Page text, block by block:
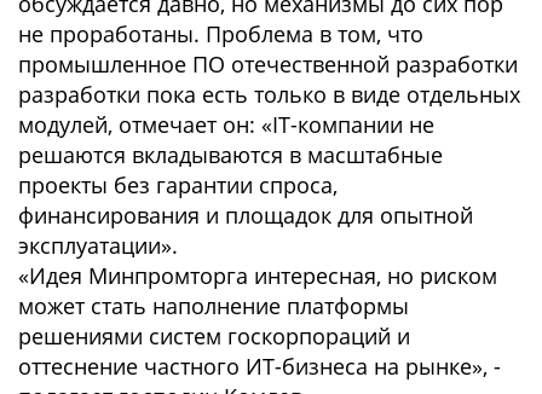
не проработаны. Проблема в том, что
промышленное ПО отечественной разработки
разработки пока есть только в виде отдельных
модулей, отмечает он: «IT-компании не
решаются вкладываются в масштабные
проекты без гарантии спроса,
финансирования и площадок для опытной
эксплуатации».
«Идея Минпромторга интересная, но риском
может стать наполнение платформы
решениями систем госкорпораций и
оттеснение частного ИТ-бизнеса на рынке», -